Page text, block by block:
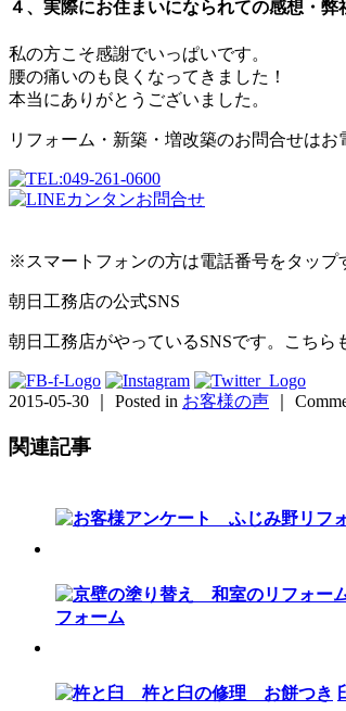
４、実際にお住まいになられての感想・
私の方こそ感謝でいっぱいです。
腰の痛いのも良くなってきました！
本当にありがとうございました。
リフォーム・新築・増改築のお問合せはお
※スマートフォンの方は電話番号をタップ
朝日工務店の公式SNS
朝日工務店がやっているSNSです。こちら
2015-05-30 ｜ Posted in お客様の声
関連記事